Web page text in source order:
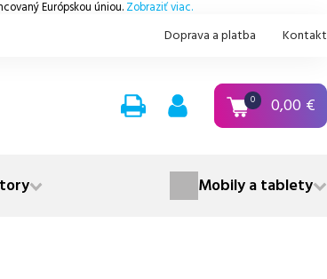
Európskou úniou. Zobraziť viac.
Doprava a platba Kontakt
0 0,00 €
Mobily a tablety